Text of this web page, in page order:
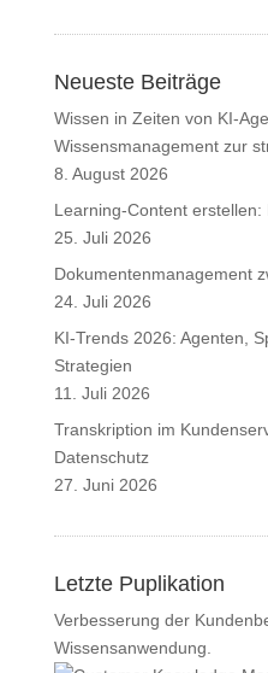
Neueste Beiträge
Wissen in Zeiten von KI-
Wissensmanagement zur
8. August 2026
Learning-Content erstellen:
25. Juli 2026
Dokumentenmanagement
24. Juli 2026
KI-Trends 2026: Agenten,
Strategien
11. Juli 2026
Transkription im
Datenschutz
27. Juni 2026
Letzte Puplikation
Verbesserung der
Wissensanwendung.